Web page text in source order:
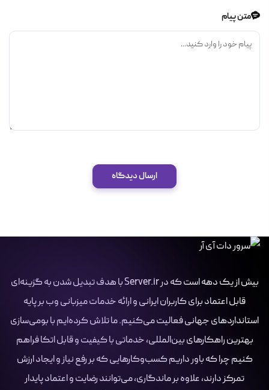
متن پیام
ارسال دیدگاه
بیش از یک دهه است که در Server.ir با هدف تبدیل شدن به گزینه‌ای
قابل اعتماد برای کاربران ایرانی و ارائه خدمات میزبانی وب بر پایه
استانداردهای جهانی فعالیت می‌کنیم. ما تلاش کرده‌ایم با بومی‌سازی
بهترین راهکارهای بین‌المللی، خدماتی با کیفیت و قابل اتکا فراهم
کنیم چرا که باور داریم کسب‌وکارهایی که بر رفع نیاز و ایجاد ارزش
تمرکز دارند، علاوه بر ماندگاری، می‌توانند رضایت و اعتماد پایدار